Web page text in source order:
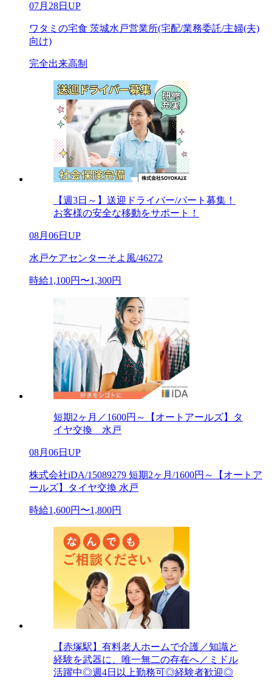
07月28日UP
ワタミの宅食 茨城水戸営業所(宅配/業務委託/主婦(夫)
向け)
完全出来高制
【週3日～】送迎ドライバー/パート募集！
お客様の安全な移動をサポート！
08月06日UP
水戸ケアセンターそよ風/46272
時給1,100円〜1,300円
短期2ヶ月／1600円～【オートアールズ】タ
イヤ交換 水戸
08月06日UP
株式会社iDA/15089279 短期2ヶ月/1600円～【オートア
ールズ】タイヤ交換 水戸
時給1,600円〜1,800円
【赤塚駅】有料老人ホームで介護／知識と
経験を武器に、唯一無二の存在へ／ミドル
活躍中◎週4日以上勤務可◎経験者歓迎◎